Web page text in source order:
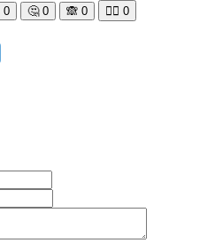
0 🤔 0 🙈 0 🧘‍♀️ 0